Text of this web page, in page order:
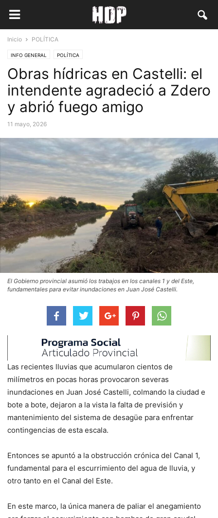
Inicio POLÍTICA
INFO GENERAL POLÍTICA
Obras hídricas en Castelli: el
intendente agradeció a Zdero
y abrió fuego amigo
11 mayo, 2026
El Gobierno provincial asumió los trabajos en los canales 1 y del Este,
fundamentales para evitar inundaciones en Juan José Castelli.
Las recientes lluvias que acumularon cientos de
milímetros en pocas horas provocaron severas
inundaciones en Juan José Castelli, colmando la ciudad e
bote a bote, dejaron a la vista la falta de previsión y
mantenimiento del sistema de desagüe para enfrentar
contingencias de esta escala.
Entonces se apuntó a la obstrucción crónica del Canal 1,
fundamental para el escurrimiento del agua de lluvia, y
otro tanto en el Canal del Este.
En este marco, la única manera de paliar el anegamiento